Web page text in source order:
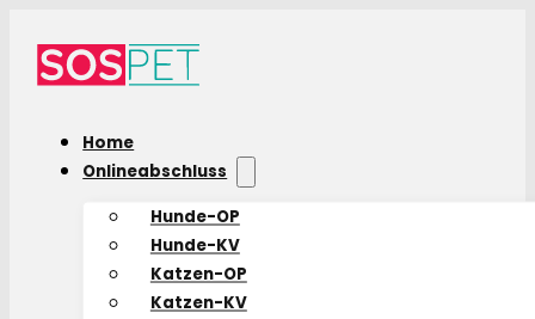
Home
Onlineabschluss
Hunde-OP
Hunde-KV
Katzen-OP
Katzen-KV